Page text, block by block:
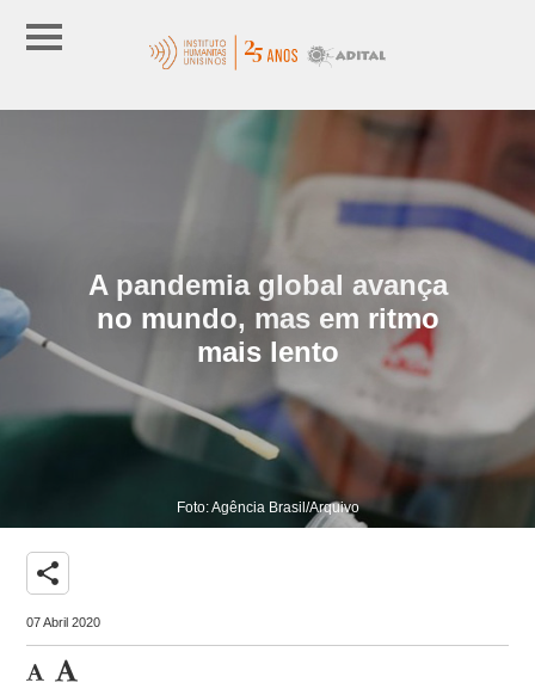
A pandemia global avança
no mundo, mas em ritmo
mais lento
Foto: Agência Brasil/Arquivo
share
07 Abril 2020